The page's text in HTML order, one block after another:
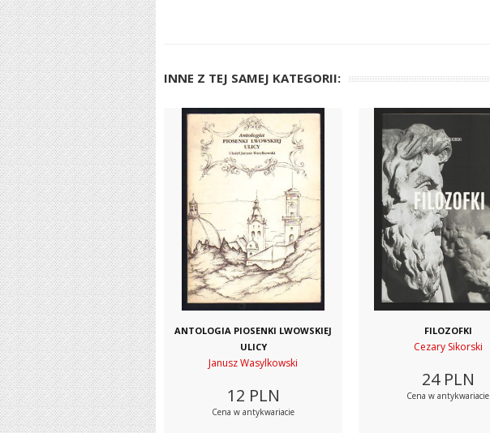
INNE Z TEJ SAMEJ KATEGORII:
ANTOLOGIA PIOSENKI LWOWSKIEJ
ULICY
Janusz Wasylkowski
12 PLN
Cena w antykwariacie
FILOZOFKI
Cezary Sikorski
24 PLN
Cena w antykwariacie